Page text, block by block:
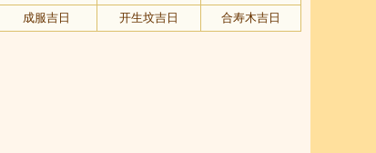
成服吉日
开生坟吉日 合寿木吉日